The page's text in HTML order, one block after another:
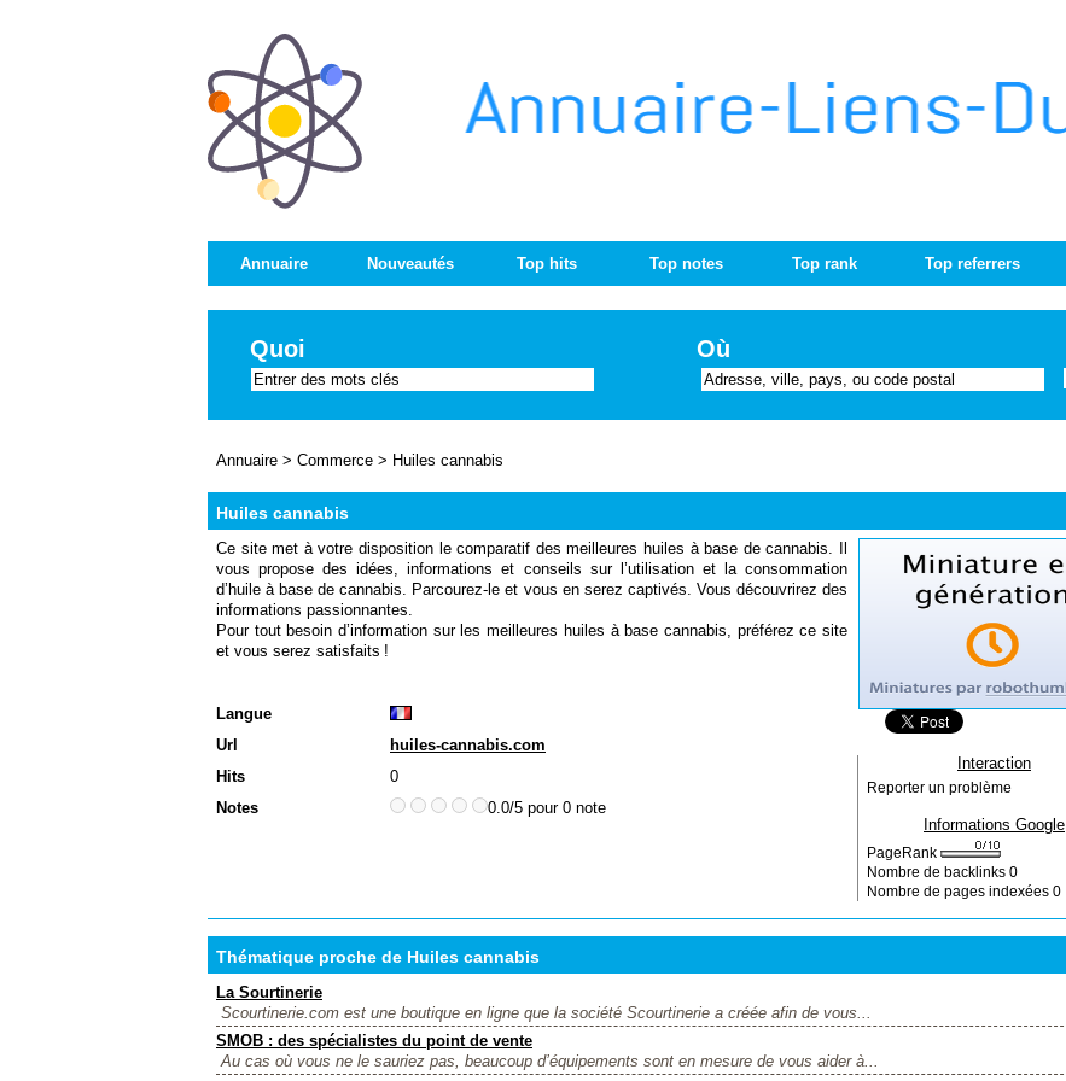
Annuaire Nouveautés Top hits Top notes Top rank Top referrers
Quoi Où
Annuaire > Commerce > Huiles cannabis
Huiles cannabis
Ce site met à votre disposition le comparatif des meilleures huiles à base de cannabis. Il
vous propose des idées, informations et conseils sur l’utilisation et la consommation
d’huile à base de cannabis. Parcourez-le et vous en serez captivés. Vous découvrirez des
informations passionnantes.
Pour tout besoin d’information sur les meilleures huiles à base cannabis, préférez ce site
et vous serez satisfaits !
Langue
Url
huiles-cannabis.com
Hits
0
Notes
0.0/5 pour 0 note
Interaction
Reporter un problème
Informations Google
PageRank
Nombre de backlinks 0
Nombre de pages indexées 0
Thématique proche de Huiles cannabis
La Sourtinerie
Scourtinerie.com est une boutique en ligne que la société Scourtinerie a créée afin de vous...
SMOB : des spécialistes du point de vente
Au cas où vous ne le sauriez pas, beaucoup d’équipements sont en mesure de vous aider à...